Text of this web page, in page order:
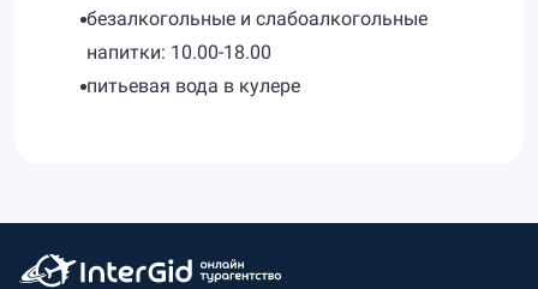
безалкогольные и слабоалкогольные
напитки: 10.00-18.00
питьевая вода в кулере